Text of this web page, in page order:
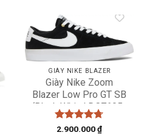
Add to
wishlist
GIÀY NIKE BLAZER
Giày Nike Zoom
Blazer Low Pro GT SB
‘Black White’ DC7695-
002
Được xếp
2.900.000₫